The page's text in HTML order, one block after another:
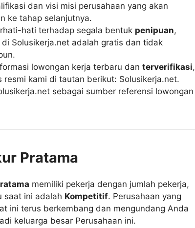
dan visi misi perusahaan yang akan
ke tahap selanjutnya.
hati terhadap segala bentuk penipuan,
Solusikerja.net adalah gratis dan tidak
lowongan kerja terbaru dan terverifikasi,
kami di tautan berikut: Solusikerja.net.
sebagai sumber referensi lowongan
Pratama
memiliki pekerja dengan jumlah pekerja,
saat ini adalah Kompetitif. Perusahaan yang
ini terus berkembang dan mengundang Anda
keluarga besar Perusahaan ini.